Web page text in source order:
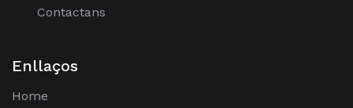
Contactans
Enllaços
Home